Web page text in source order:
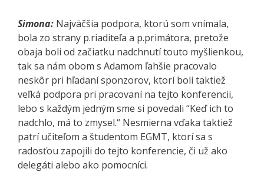
Simona: Najväčšia podpora, ktorú som vnímala,
bola zo strany p.riaditeľa a p.primátora, pretože
obaja boli od začiatku nadchnutí touto myšlienkou,
tak sa nám obom s Adamom ľahšie pracovalo
neskôr pri hľadaní sponzorov, ktorí boli taktiež
veľká podpora pri pracovaní na tejto konferencii,
lebo s každým jedným sme si povedali “Keď ich to
nadchlo, má to zmysel.“ Nesmierna vďaka taktiež
patrí učiteľom a študentom EGMT, ktorí sa s
radosťou zapojili do tejto konferencie, či už ako
delegáti alebo ako pomocníci.